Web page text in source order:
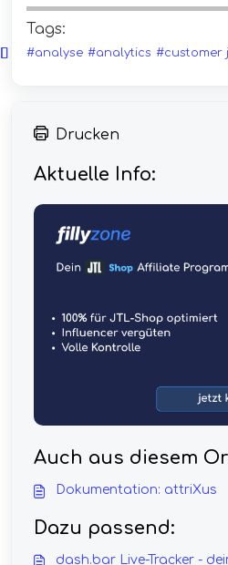
Tags:
#analyse #analytics #customer
Drucken
Aktuelle Info:
Auch aus diesem
Dokumentation: attriXus
Dazu passend:
dash.bar Live-Tracker -